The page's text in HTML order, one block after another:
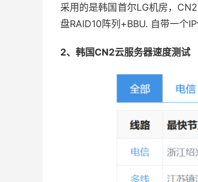
采用的是韩国首尔LG机房，
盘RAID10阵列+BBU. 自带一个
2、韩国CN2云服务器速度测试